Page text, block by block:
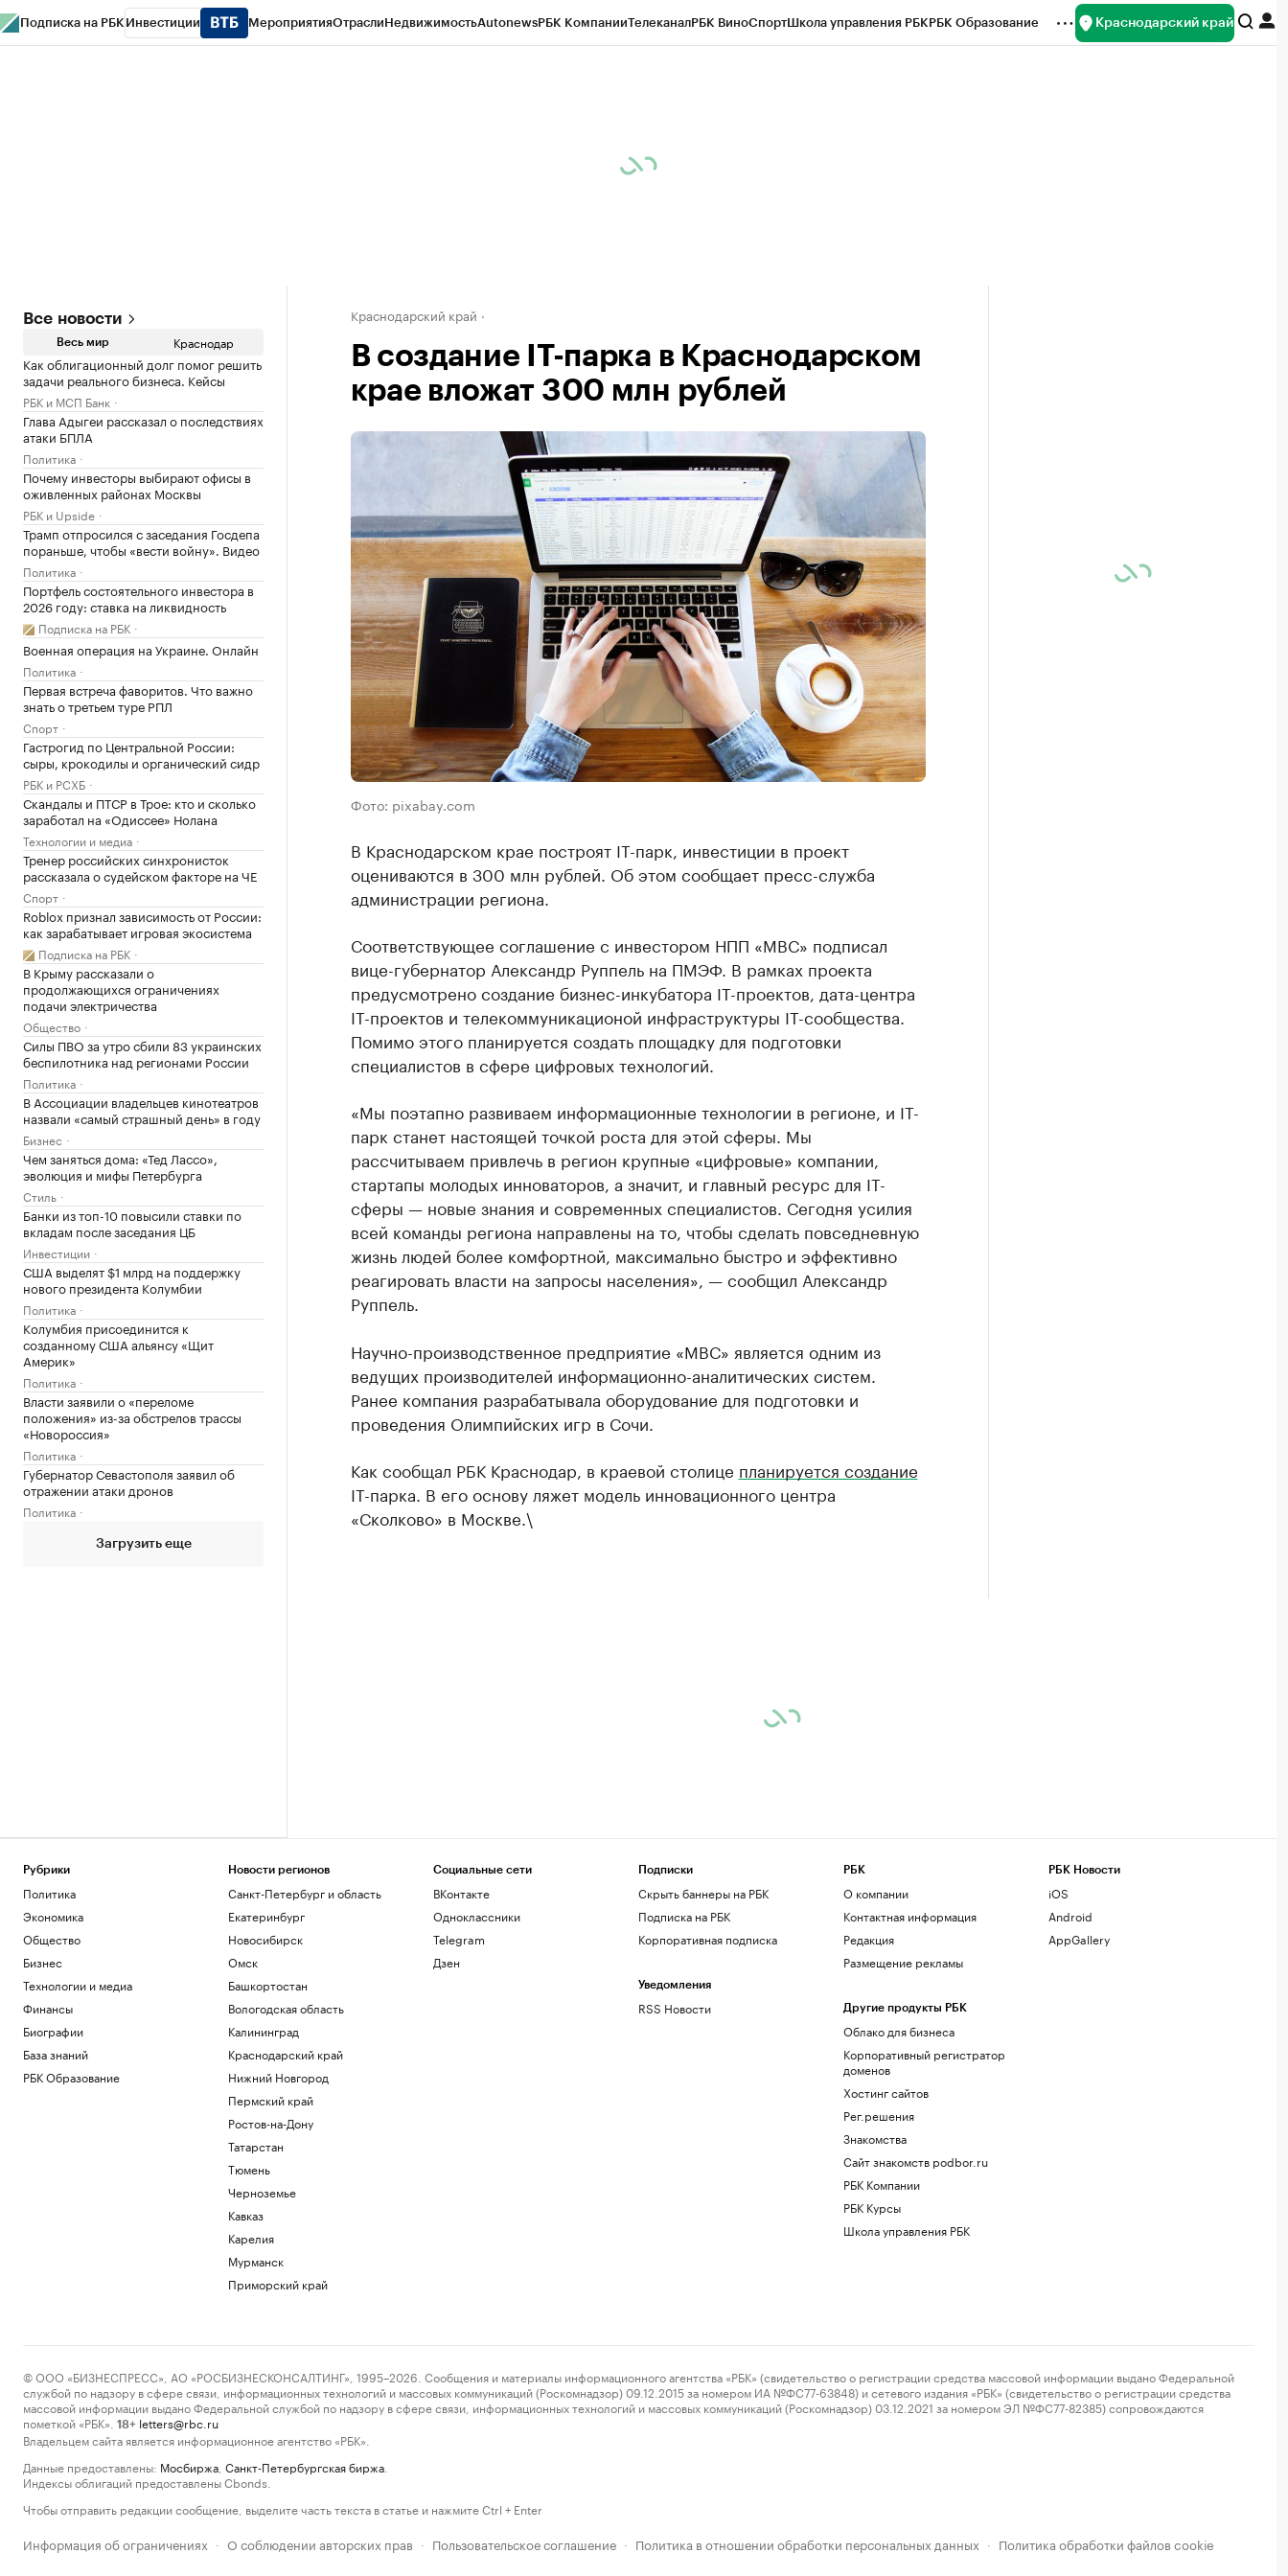
Подписка на РБК Инвестиции МероприятияОтраслиНедвижимостьAutonewsРБК КомпанииТелеканалРБК ВиноСпортШкола управления РБКРБК Образование Краснодарский край
Все новости
Весь мир Краснодар
Как облигационный долг помог решить
задачи реального бизнеса. Кейсы
РБК и МСП Банк
Глава Адыгеи рассказал о последствиях
атаки БПЛА
Политика
Почему инвесторы выбирают офисы в
оживленных районах Москвы
РБК и Upside
Трамп отпросился с заседания Госдепа
пораньше, чтобы «вести войну». Видео
Политика
Портфель состоятельного инвестора в
2026 году: ставка на ликвидность
Подписка на РБК
Военная операция на Украине. Онлайн
Политика
Первая встреча фаворитов. Что важно
знать о третьем туре РПЛ
Спорт
Гастрогид по Центральной России:
сыры, крокодилы и органический сидр
РБК и РСХБ
Скандалы и ПТСР в Трое: кто и сколько
заработал на «Одиссее» Нолана
Технологии и медиа
Тренер российских синхронисток
рассказала о судейском факторе на ЧЕ
Спорт
Roblox признал зависимость от России:
как зарабатывает игровая экосистема
Подписка на РБК
В Крыму рассказали о
продолжающихся ограничениях
подачи электричества
Общество
Силы ПВО за утро сбили 83 украинских
беспилотника над регионами России
Политика
В Ассоциации владельцев кинотеатров
назвали «самый страшный день» в году
Бизнес
Чем заняться дома: «Тед Лассо»,
эволюция и мифы Петербурга
Стиль
Банки из топ-10 повысили ставки по
вкладам после заседания ЦБ
Инвестиции
США выделят $1 млрд на поддержку
нового президента Колумбии
Политика
Колумбия присоединится к
созданному США альянсу «Щит
Америк»
Политика
Власти заявили о «переломе
положения» из-за обстрелов трассы
«Новороссия»
Политика
Губернатор Севастополя заявил об
отражении атаки дронов
Политика
Загрузить еще
Краснодарский край
В создание IT-парка в Краснодарском
крае вложат 300 млн рублей
Фото: pixabay.com
В Краснодарском крае построят IT-парк, инвестиции в проект
оцениваются в 300 млн рублей. Об этом сообщает пресс-служба
администрации региона.
Соответствующее соглашение с инвестором НПП «МВС» подписал
вице-губернатор Александр Руппель на ПМЭФ. В рамках проекта
предусмотрено создание бизнес-инкубатора IТ-проектов, дата-центра
IТ-проектов и телекоммуникационой инфраструктуры IТ-сообщества.
Помимо этого планируется создать площадку для подготовки
специалистов в сфере цифровых технологий.
«Мы поэтапно развиваем информационные технологии в регионе, и IT-
парк станет настоящей точкой роста для этой сферы. Мы
рассчитываем привлечь в регион крупные «цифровые» компании,
стартапы молодых инноваторов, а значит, и главный ресурс для IT-
сферы — новые знания и современных специалистов. Сегодня усилия
всей команды региона направлены на то, чтобы сделать повседневную
жизнь людей более комфортной, максимально быстро и эффективно
реагировать власти на запросы населения», — сообщил Александр
Руппель.
Научно-производственное предприятие «МВС» является одним из
ведущих производителей информационно-аналитических систем.
Ранее компания разрабатывала оборудование для подготовки и
проведения Олимпийских игр в Сочи.
Как сообщал РБК Краснодар, в краевой столице планируется создание
IT-парка. В его основу ляжет модель инновационного центра
«Сколково» в Москве.\
Рубрики
Политика
Экономика
Общество
Бизнес
Технологии и медиа
Финансы
Биографии
База знаний
РБК Образование
Новости регионов
Санкт-Петербург и область
Екатеринбург
Новосибирск
Омск
Башкортостан
Вологодская область
Калининград
Краснодарский край
Нижний Новгород
Пермский край
Ростов-на-Дону
Татарстан
Тюмень
Черноземье
Кавказ
Карелия
Мурманск
Приморский край
Социальные сети
ВКонтакте
Одноклассники
Telegram
Дзен
Подписки
Скрыть баннеры на РБК
Подписка на РБК
Корпоративная подписка
Уведомления
RSS Новости
РБК
О компании
Контактная информация
Редакция
Размещение рекламы
Другие продукты РБК
Облако для бизнеса
Корпоративный регистратор
доменов
Хостинг сайтов
Рег.решения
Знакомства
Сайт знакомств podbor.ru
РБК Компании
РБК Курсы
Школа управления РБК
РБК Новости
iOS
Android
AppGallery
© ООО «БИЗНЕСПРЕСС», АО «РОСБИЗНЕСКОНСАЛТИНГ», 1995–2026. Сообщения и материалы информационного агентства «РБК» (свидетельство о регистрации средства массовой информации выдано Федеральной
службой по надзору в сфере связи, информационных технологий и массовых коммуникаций (Роскомнадзор) 09.12.2015 за номером ИА №ФС77-63848) и сетевого издания «РБК» (свидетельство о регистрации средства
массовой информации выдано Федеральной службой по надзору в сфере связи, информационных технологий и массовых коммуникаций (Роскомнадзор) 03.12.2021 за номером ЭЛ №ФС77-82385) сопровождаются
пометкой «РБК».
18+ letters@rbc.ru
Владельцем сайта является информационное агентство «РБК».
Данные предоставлены: Мосбиржа Санкт-Петербургская биржа
Индексы облигаций предоставлены Cbonds.
Чтобы отправить редакции сообщение, выделите часть текста в статье и нажмите Ctrl + Enter
Информация об ограничениях · О соблюдении авторских прав · Пользовательское соглашение · Политика в отношении обработки персональных данных · Политика обработки файлов cookie